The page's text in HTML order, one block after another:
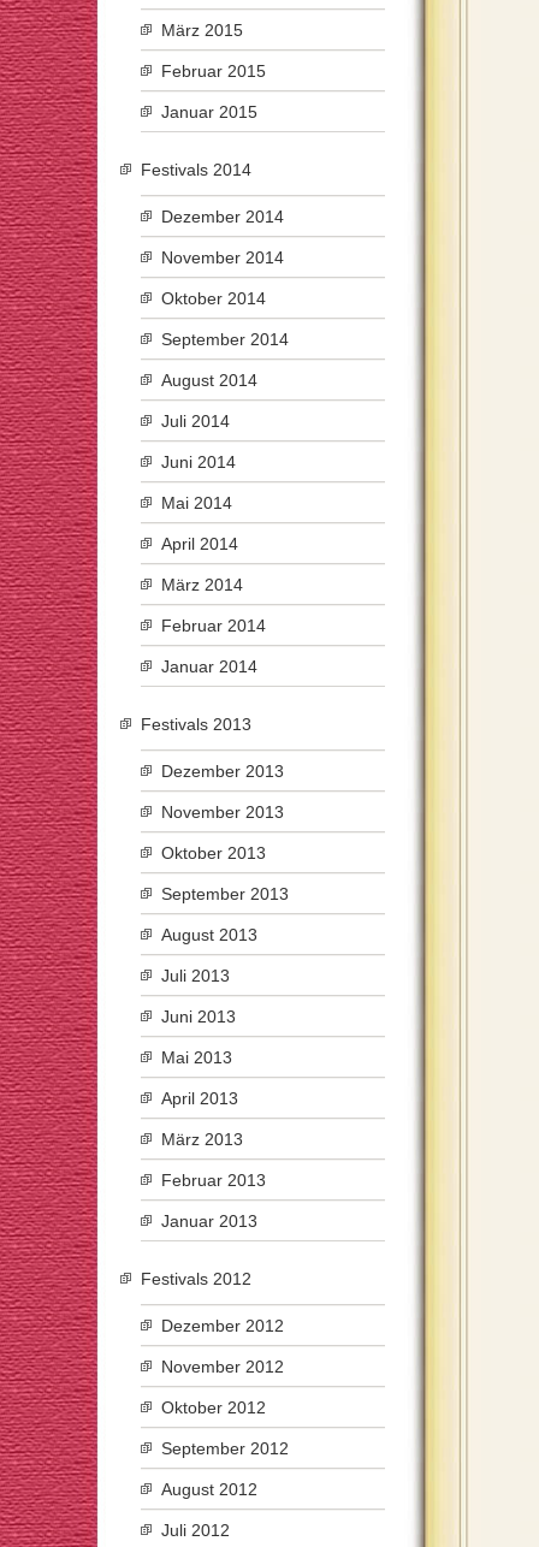
März 2015
Februar 2015
Januar 2015
Festivals 2014
Dezember 2014
November 2014
Oktober 2014
September 2014
August 2014
Juli 2014
Juni 2014
Mai 2014
April 2014
März 2014
Februar 2014
Januar 2014
Festivals 2013
Dezember 2013
November 2013
Oktober 2013
September 2013
August 2013
Juli 2013
Juni 2013
Mai 2013
April 2013
März 2013
Februar 2013
Januar 2013
Festivals 2012
Dezember 2012
November 2012
Oktober 2012
September 2012
August 2012
Juli 2012